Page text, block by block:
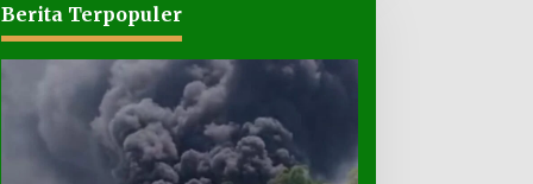
Berita Terpopuler